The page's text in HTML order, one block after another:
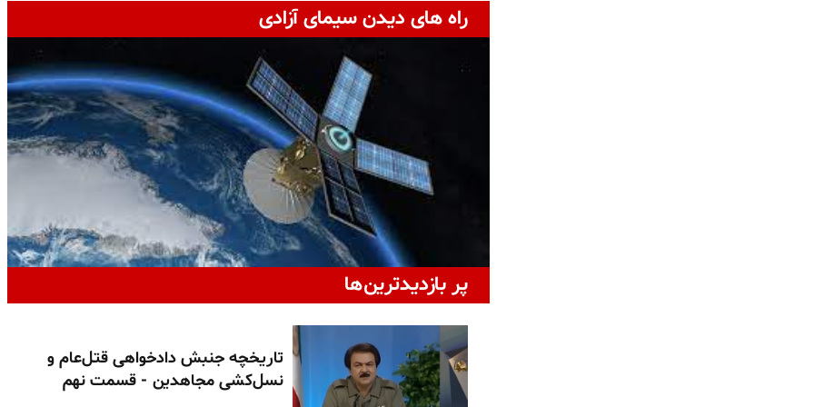
راه های دیدن سیمای آزادی
پر بازدیدترین‌ها
تاریخچه جنبش دادخواهی قتل‌عام و
نسل‌کشی مجاهدین - قسمت نهم